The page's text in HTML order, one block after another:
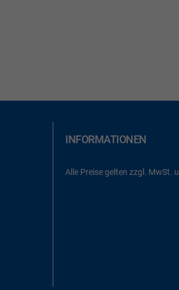
INFORMATIONEN
Alle Preise gelten zzgl. MwSt.